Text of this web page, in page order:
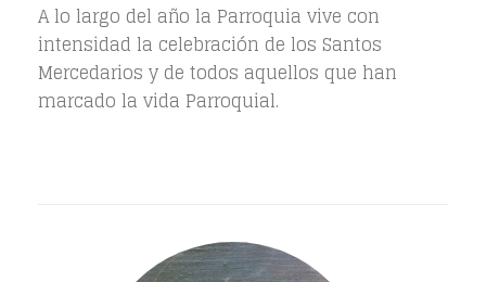
A lo largo del año la Parroquia vive con
intensidad la celebración de los Santos
Mercedarios y de todos aquellos que han
marcado la vida Parroquial.